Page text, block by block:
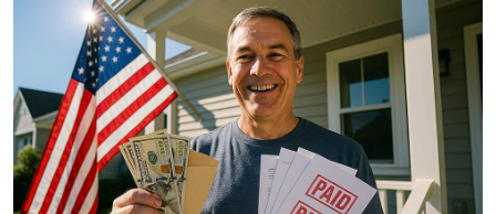
FIFA juga didakwa menahan sebahagian tiket
sebelum dilepaskan semula bagi
mewujudkan kekurangan bekalan dan
menaikkan harga.
Infantino sebelum ini mempertahankan
struktur harga tiket dengan membandingkan